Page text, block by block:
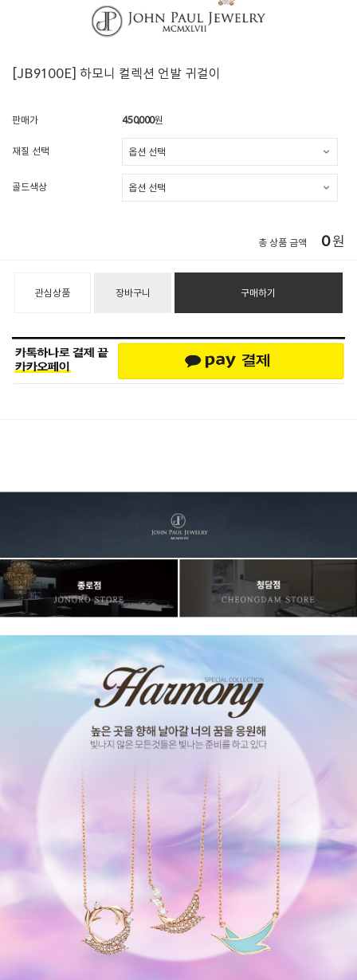
[JB9100E] 하모니 컬렉션 언발 귀걸이
판매가 450,000원
재질 선택
골드색상
총 상품 금액 0원
관심상품 장바구니 구매하기